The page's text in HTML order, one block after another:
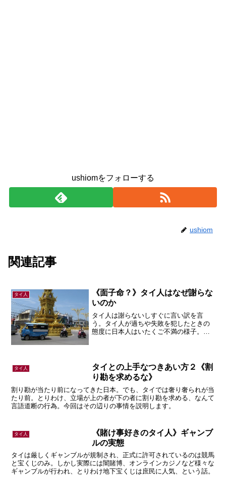
ushiomをフォローする
ushiom
関連記事
タイ人
《面子命？》タイ人はなぜ謝らな
いのか
タイ人は謝らないしすぐに言い訳を言
う。タイ人が過ちや失敗を犯したときの
態度に日本人はいたくご不満の様子。で
タイ人
タイとの上手なつきあい方２《割
り勘を求めるな》
割り勘が当たり前になってきた日本。でも、タイでは奢り奢られが当
たり前。とりわけ、立場が上の者が下の者に割り勘を求める、なんて
言語道断の行為。今回はその辺りの事情を説明します。
タイ人
《賭け事好きのタイ人》ギャンブ
ルの実態
タイは厳しくギャンブルが規制され、正式に許可されているのは競馬
と宝くじのみ。しかし実際には闇賭博、オンラインカジノなど様々な
ギャンブルが行われ、とりわけ地下宝くじは庶民に人気、という話。